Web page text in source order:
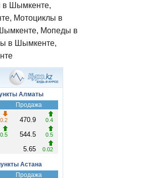
в Шымкенте,
Мотоциклы в
Мопеды в
в Шымкенте,